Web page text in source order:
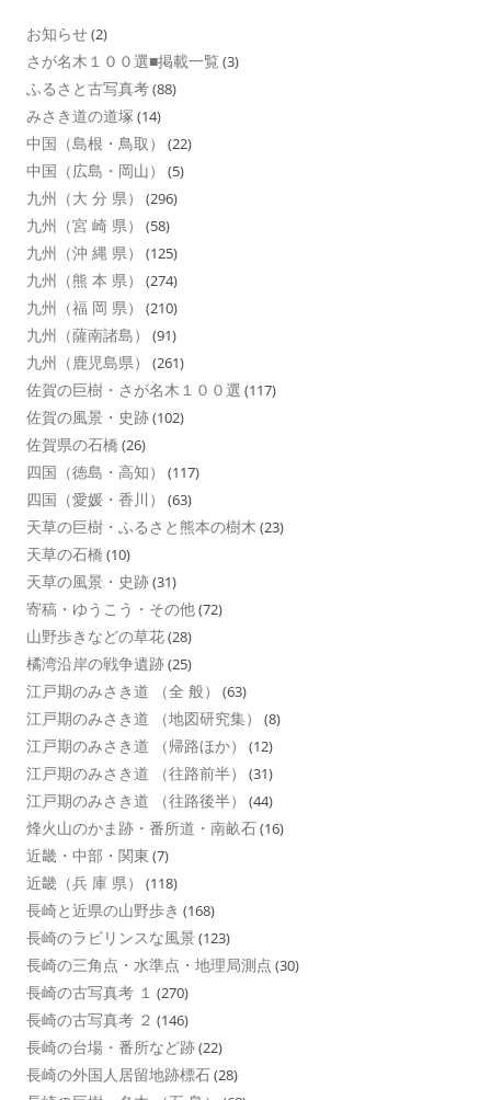
お知らせ(2)
さが名木１００選■掲載一覧 (3)
ふるさと古写真考(88)
みさき道の道塚 (14)
中国（島根・鳥取） (22)
中国（広島・岡山） (5)
九州（大 分 県） (296)
九州（宮 崎 県） (58)
九州（沖 縄 県） (125)
九州（熊 本 県） (274)
九州（福 岡 県） (210)
九州（薩南諸島） (91)
九州（鹿児島県） (261)
佐賀の巨樹・さが名木１００選 (117)
佐賀の風景・史跡(102)
佐賀県の石橋 (26)
四国（徳島・高知） (117)
四国（愛媛・香川） (63)
天草の巨樹・ふるさと熊本の樹木 (23)
天草の石橋 (10)
天草の風景・史跡(31)
寄稿・ゆうこう・その他(72)
山野歩きなどの草花(28)
橘湾沿岸の戦争遺跡(25)
江戸期のみさき道 （全 般） (63)
江戸期のみさき道 （地図研究集） (8)
江戸期のみさき道 （帰路ほか） (12)
江戸期のみさき道 （往路前半） (31)
江戸期のみさき道 （往路後半） (44)
烽火山のかま跡・番所道・南畝石(16)
近畿・中部・関東 (7)
近畿（兵 庫 県） (118)
長崎と近県の山野歩き (168)
長崎のラビリンスな風景 (123)
長崎の三角点・水準点・地理局測点 (30)
長崎の古写真考 １ (270)
長崎の古写真考 ２ (146)
長崎の台場・番所など跡(22)
長崎の外国人居留地跡標石(28)